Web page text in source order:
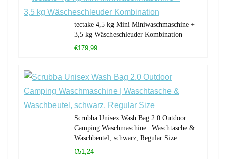
tectake 4,5 kg Mini Miniwaschmaschine +
3,5 kg Wäscheschleuder Kombination
€179,99
Scrubba Unisex Wash Bag 2.0 Outdoor
Camping Waschmaschine | Waschtasche &
Waschbeutel, schwarz, Regular Size
€51,24